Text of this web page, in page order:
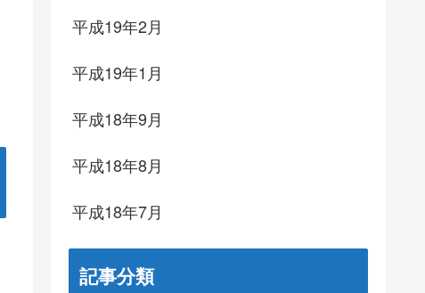
平成19年2月
平成19年1月
平成18年9月
平成18年8月
平成18年7月
記事分類